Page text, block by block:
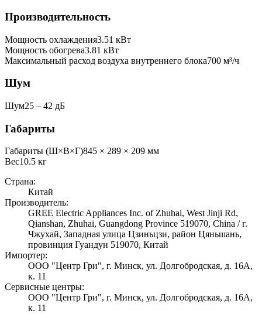
Производительность
Мощность охлаждения3.51 кВт
Мощность обогрева3.81 кВт
Максимальный расход воздуха внутреннего блока700 м³/ч
Шум
Шум25 ‒ 42 дБ
Габариты
Габариты (Ш×В×Г)845 × 289 × 209 мм
Вес10.5 кг
Страна:
Китай
Производитель:
GREE Electric Appliances Inc. of Zhuhai, West Jinji Rd,
Qianshan, Zhuhai, Guangdong Province 519070, China / г.
Чжухай, Западная улица Цзиньцзи, район Цяньшань,
провинция Гуандун 519070, Китай
Импортер:
ООО "Центр Гри", г. Минск, ул. Долгобродская, д. 16А,
к. 11
Сервисные центры:
ООО "Центр Гри", г. Минск, ул. Долгобродская, д. 16А,
к. 11